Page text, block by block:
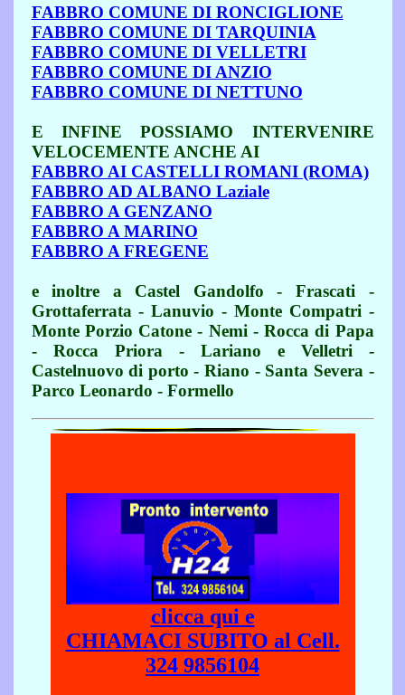
FABBRO COMUNE DI RONCIGLIONE
FABBRO COMUNE DI TARQUINIA
FABBRO COMUNE DI VELLETRI
FABBRO COMUNE DI ANZIO
FABBRO COMUNE DI NETTUNO
E INFINE POSSIAMO INTERVENIRE
VELOCEMENTE ANCHE AI
FABBRO AI CASTELLI ROMANI (ROMA)
FABBRO AD ALBANO Laziale
FABBRO A GENZANO
FABBRO A MARINO
FABBRO A FREGENE
e inoltre a Castel Gandolfo - Frascati -
Grottaferrata - Lanuvio - Monte Compatri -
Monte Porzio Catone - Nemi - Rocca di Papa
- Rocca Priora - Lariano e Velletri -
Castelnuovo di porto - Riano - Santa Severa -
Parco Leonardo - Formello
clicca qui e
CHIAMACI SUBITO al Cell.
324 9856104